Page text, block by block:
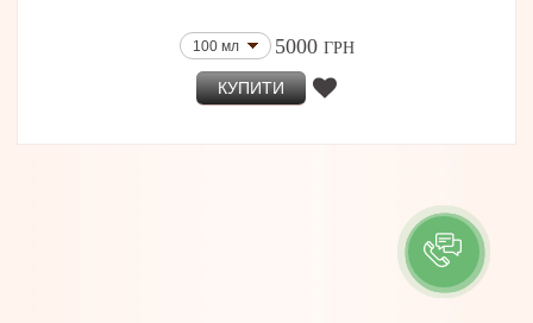
100 мл 5000 ГРН
КУПИТИ